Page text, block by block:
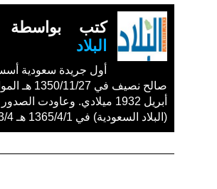
كتب بواسطة
البلاد
أول جريدة سعودية
أبريل 1932 ميلادي. وعاودت
(البلاد السعودية) في 1365/4/1 هـ 1946/3/4 م